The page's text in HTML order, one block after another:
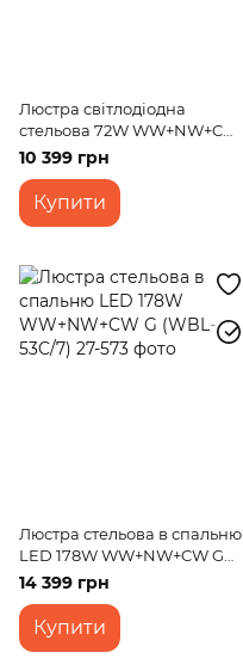
Люстра світлодіодна
стельова 72W WW+NW+CW
G (WBL-56C/4)
10 399 грн
Купити
Люстра стельова в спальню
LED 178W WW+NW+CW G
(WBL-53C/7)
14 399 грн
Купити